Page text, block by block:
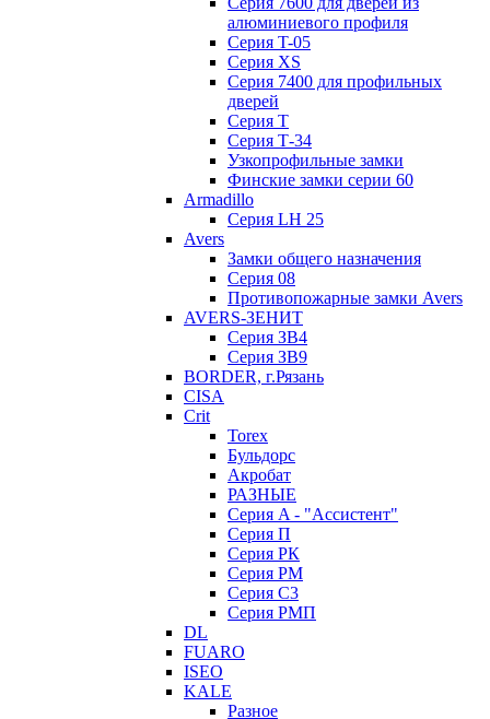
алюминиевого профиля
Серия T-05
Серия XS
Серия 7400 для профильных
дверей
Серия Т
Серия Т-34
Узкопрофильные замки
Финские замки серии 60
Armadillo
Серия LH 25
Avers
Замки общего назначения
Серия 08
Противопожарные замки Avers
AVERS-ЗЕНИТ
Серия ЗВ4
Серия ЗВ9
BORDER, г.Рязань
CISA
Crit
Torex
Бульдорс
Акробат
РАЗНЫЕ
Серия A - "Ассистент"
Серия П
Серия РК
Серия РМ
Серия С3
Серия РМП
DL
FUARO
ISEO
KALE
Разное